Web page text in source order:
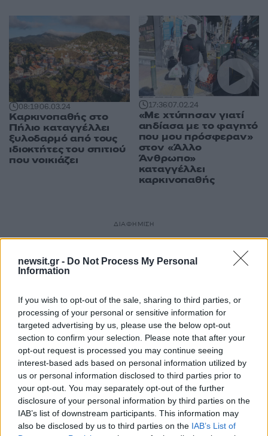
newsit.gr - Do Not Process My Personal
Information
If you wish to opt-out of the sale, sharing to third parties, or
processing of your personal or sensitive information for
targeted advertising by us, please use the below opt-out
section to confirm your selection. Please note that after your
opt-out request is processed you may continue seeing
interest-based ads based on personal information utilized by
us or personal information disclosed to third parties prior to
your opt-out. You may separately opt-out of the further
disclosure of your personal information by third parties on the
IAB’s list of downstream participants. This information may
also be disclosed by us to third parties on the IAB’s List of
08:1906.03.24
Καρκινοπαθής στο
Πήλιο καταγγέλλει
ξυλοδαρμό από τους
ιδιοκτήτες του σπιτιού
που νοικιάζει
17:3607.02.24
«Με χτύπησαν γιατί
αηδίασα με το φαγητό
που μου πρόσφεραν»
στον «Άλλο
Άνθρωπο»
καταγγέλλει
καρκινοπαθής
ΔΙΑΦΗΜΙΣΗ